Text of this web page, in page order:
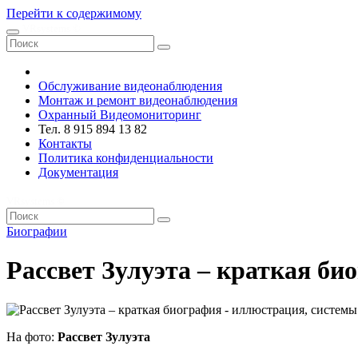
Перейти к содержимому
Обслуживание видеонаблюдения
Монтаж и ремонт видеонаблюдения
Охранный Видеомониторинг
Тел. 8 915 894 13 82
Контакты
Политика конфиденциальности
Документация
Биографии
Рассвет Зулуэта – краткая
На фото: Рассвет Зулуэта